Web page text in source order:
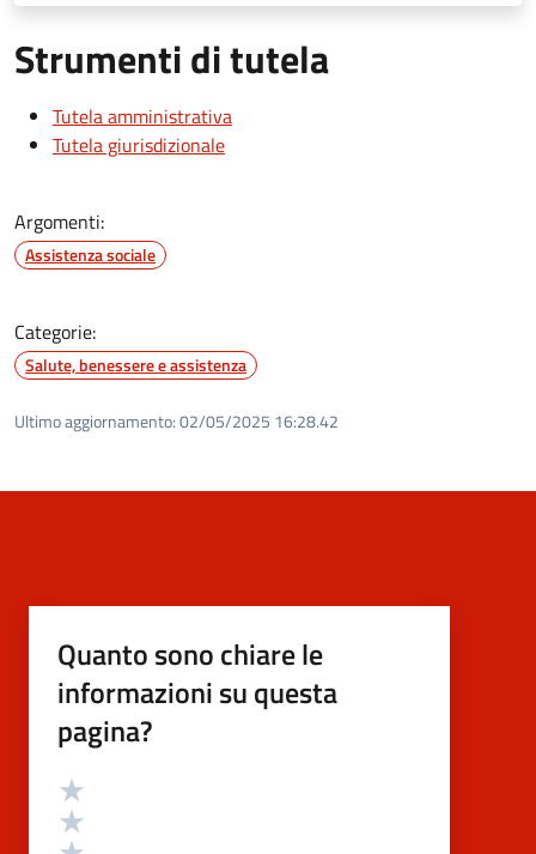
Strumenti di tutela
Tutela amministrativa
Tutela giurisdizionale
Argomenti:
Assistenza sociale
Categorie:
Salute, benessere e assistenza
Ultimo aggiornamento:02/05/2025 16:28.42
Quanto sono chiare le
informazioni su questa
pagina?
Valutazione